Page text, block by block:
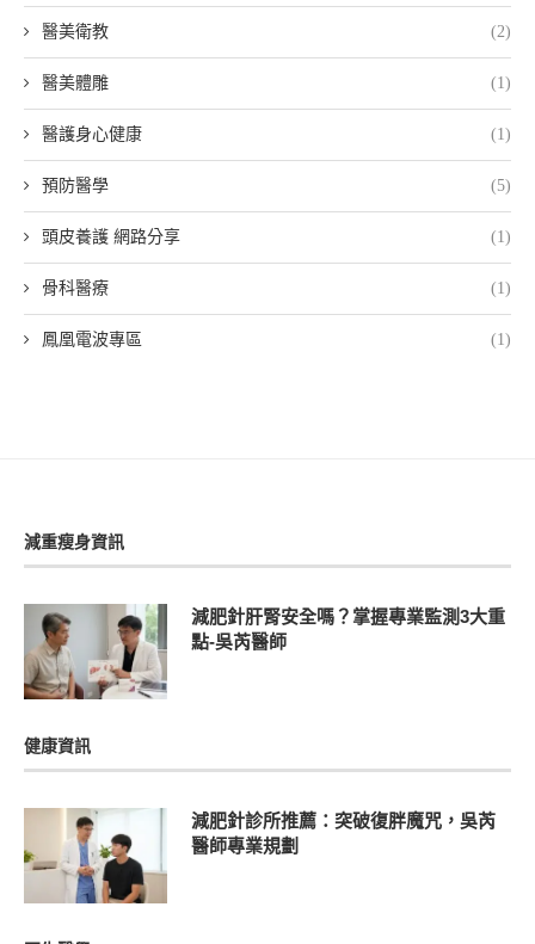
醫美衛教 (2)
醫美體雕 (1)
醫護身心健康 (1)
預防醫學 (5)
頭皮養護 網路分享 (1)
骨科醫療 (1)
鳳凰電波專區 (1)
減重瘦身資訊
減肥針肝腎安全嗎？掌握專業監測3大重
點-吳芮醫師
健康資訊
減肥針診所推薦：突破復胖魔咒，吳芮
醫師專業規劃